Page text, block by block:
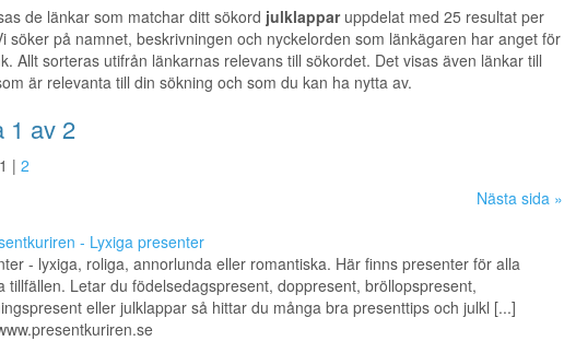
de länkar som matchar ditt sökord julklapparuppdelat med 25 resultat per
söker på namnet, beskrivningen och nyckelorden som länkägaren har anget för
Allt sorteras utifrån länkarnas relevans till sökordet. Det visas även länkar till
är relevanta till din sökning och som du kan ha nytta av.
1 av 2
1 | 2
Nästa sida »
- Lyxiga presenter
- lyxiga, roliga, annorlunda eller romantiska. Här finns presenter för alla
tillfällen. Letar du födelsedagspresent, doppresent, bröllopspresent,
eller julklappar så hittar du många bra presenttips och julkl [...]